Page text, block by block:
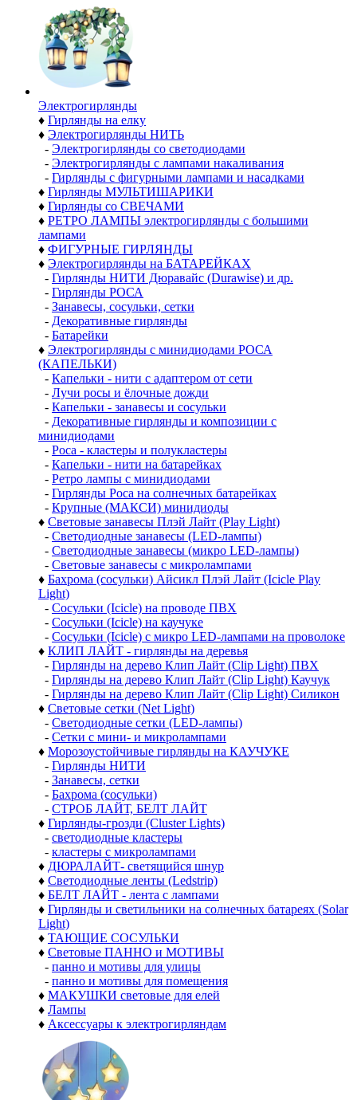
Электро­гирлянды
♦ Гирлянды на елку
♦ Электрогирлянды НИТЬ
- Электрогирлянды со светодиодами
- Электрогирлянды с лампами накаливания
- Гирлянды с фигурными лампами и насадками
♦ Гирлянды МУЛЬТИШАРИКИ
♦ Гирлянды со СВЕЧАМИ
♦ РЕТРО ЛАМПЫ электрогирлянды с большими
лампами
♦ ФИГУРНЫЕ ГИРЛЯНДЫ
♦ Электрогирлянды на БАТАРЕЙКАХ
- Гирлянды НИТИ Дюравайс (Durawise) и др.
- Гирлянды РОСА
- Занавесы, сосульки, сетки
- Декоративные гирлянды
- Батарейки
♦ Электрогирлянды с минидиодами РОСА
(КАПЕЛЬКИ)
- Капельки - нити с адаптером от сети
- Лучи росы и ёлочные дожди
- Капельки - занавесы и сосульки
- Декоративные гирлянды и композиции с
минидиодами
- Роса - кластеры и полукластеры
- Капельки - нити на батарейках
- Ретро лампы с минидиодами
- Гирлянды Роса на солнечных батарейках
- Крупные (МАКСИ) минидиоды
♦ Световые занавесы Плэй Лайт (Play Light)
- Светодиодные занавесы (LED-лампы)
- Светодиодные занавесы (микро LED-лампы)
- Световые занавесы с микролампами
♦ Бахрома (сосульки) Айсикл Плэй Лайт (Icicle Play
Light)
- Сосульки (Icicle) на проводе ПВХ
- Сосульки (Icicle) на каучуке
- Сосульки (Icicle) с микро LED-лампами на проволоке
♦ КЛИП ЛАЙТ - гирлянды на деревья
- Гирлянды на дерево Клип Лайт (Clip Light) ПВХ
- Гирлянды на дерево Клип Лайт (Clip Light) Каучук
- Гирлянды на дерево Клип Лайт (Clip Light) Силикон
♦ Световые сетки (Net Light)
- Светодиодные сетки (LED-лампы)
- Сетки с мини- и микролампами
♦ Морозоустойчивые гирлянды на КАУЧУКЕ
- Гирлянды НИТИ
- Занавесы, сетки
- Бахрома (сосульки)
- СТРОБ ЛАЙТ, БЕЛТ ЛАЙТ
♦ Гирлянды-грозди (Cluster Lights)
- светодиодные кластеры
- кластеры с микролампами
♦ ДЮРАЛАЙТ- светящийся шнур
♦ Светодиодные ленты (Ledstrip)
♦ БЕЛТ ЛАЙТ - лента с лампами
♦ Гирлянды и светильники на солнечных батареях (Solar
Light)
♦ ТАЮЩИЕ СОСУЛЬКИ
♦ Световые ПАННО и МОТИВЫ
- панно и мотивы для улицы
- панно и мотивы для помещения
♦ МАКУШКИ световые для елей
♦ Лампы
♦ Аксессуары к электрогирляндам